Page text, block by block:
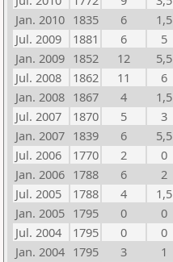
Jan. 2010 1835 6
1,5
Jul. 2009
1881 6
5
Jan. 2009 1852 12
5,5
Jul. 2008
1862 11
6
Jan. 2008 1867 4
1,5
Jul. 2007
1870 5
3
Jan. 2007 1839 6
5,5
Jul. 2006
1770 2
0
Jan. 2006 1788 6
2
Jul. 2005
1788 4
1,5
Jan. 2005 1795 0
0
Jul. 2004
1795 0
0
Jan. 2004 1795 3
1